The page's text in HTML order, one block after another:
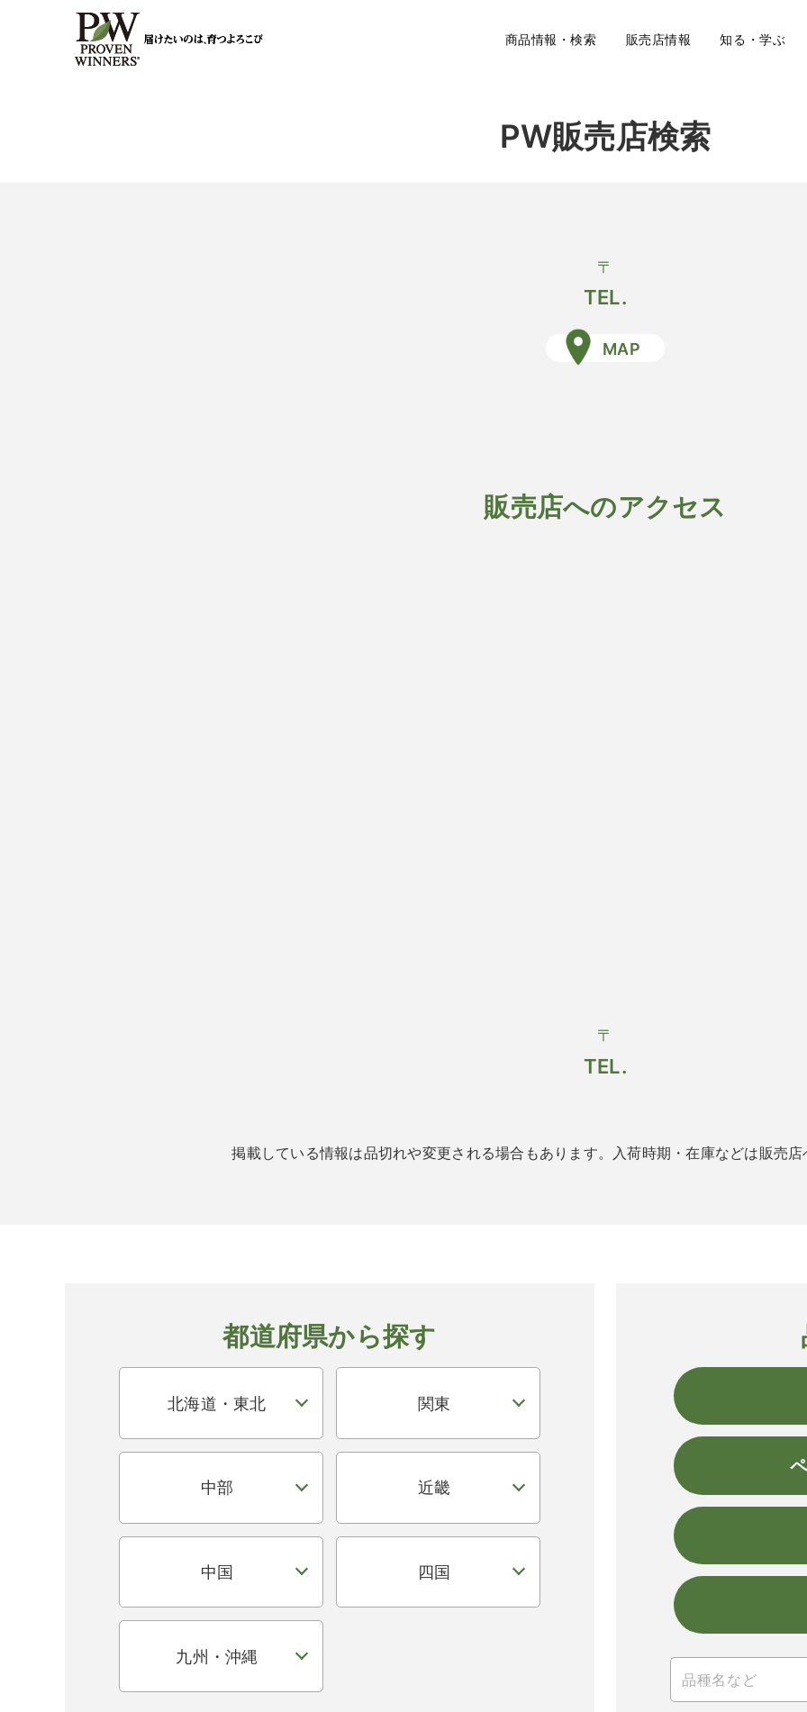
商品情報・検索 販売店情報 知る・学ぶ
PW販売店検索
〒
TEL.
MAP
販売店へのアクセス
〒
TEL.
掲載している情報は品切れや変更される場合もあります。入荷時期・在庫などは販売店
都道府県から探す
北海道・東北 関東
中部 近畿
中国 四国
九州・沖縄